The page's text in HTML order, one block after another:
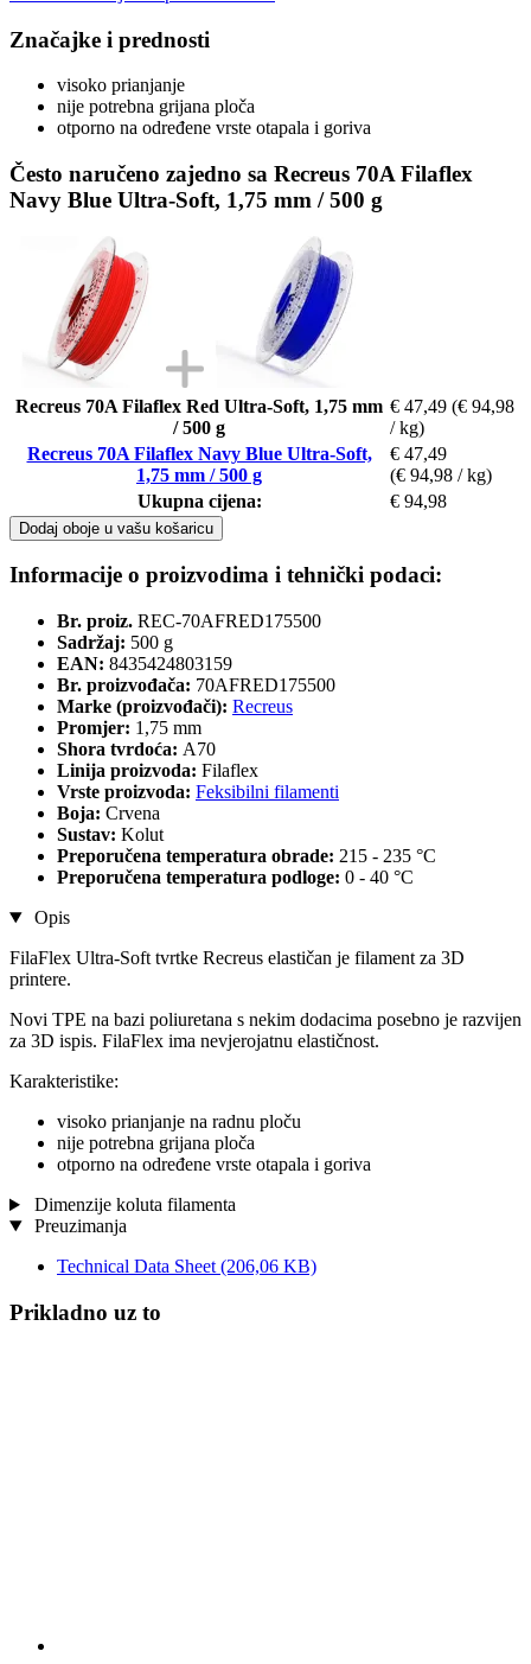
Značajke i prednosti
visoko prianjanje
nije potrebna grijana ploča
otporno na određene vrste otapala i goriva
Često naručeno zajedno sa Recreus 70A Filaflex
Navy Blue Ultra-Soft, 1,75 mm / 500 g
Recreus 70A Filaflex Red Ultra-Soft, 1,75 mm
/ 500 g
€ 47,49 (€ 94,98
/ kg)
Recreus 70A Filaflex Navy Blue Ultra-Soft,
1,75 mm / 500 g
€ 47,49
(€ 94,98 / kg)
Ukupna cijena:
€ 94,98
Dodaj oboje u vašu košaricu
Informacije o proizvodima i tehnički podaci:
Br. proiz. REC-70AFRED175500
Sadržaj: 500 g
EAN: 8435424803159
Br. proizvođača: 70AFRED175500
Marke (proizvođači): Recreus
Promjer: 1,75 mm
Shora tvrdoća: A70
Linija proizvoda: Filaflex
Vrste proizvoda: Feksibilni filamenti
Boja: Crvena
Sustav: Kolut
Preporučena temperatura obrade: 215 - 235 °C
Preporučena temperatura podloge: 0 - 40 °C
Opis
FilaFlex Ultra-Soft tvrtke Recreus elastičan je filament za 3D
printere.
Novi TPE na bazi poliuretana s nekim dodacima posebno je razvijen
za 3D ispis. FilaFlex ima nevjerojatnu elastičnost.
Karakteristike:
visoko prianjanje na radnu ploču
nije potrebna grijana ploča
otporno na određene vrste otapala i goriva
Dimenzije koluta filamenta
Preuzimanja
Technical Data Sheet (206,06 KB)
Prikladno uz to